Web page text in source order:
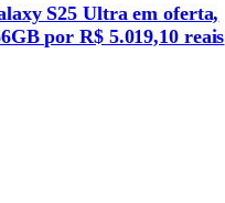
S25 Ultra em oferta,
por R$ 5.019,10 reais